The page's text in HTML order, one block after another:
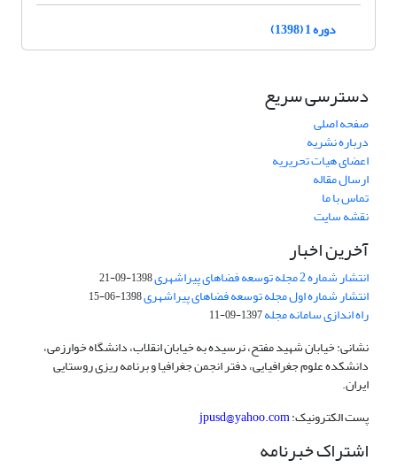
دوره 1 (1398)
دسترسی سریع
صفحه اصلی
درباره نشریه
اعضای هیات تحریریه
ارسال مقاله
تماس با ما
نقشه سایت
آخرین اخبار
انتشار شماره 2 مجله توسعه فضاهای پیراشهری 1398-09-21
انتشار شماره اول مجله توسعه فضاهای پیراشهری1398-06-15
راه اندازی سامانه مجله1397-09-11
نشانی: خیابان شهید مفتح، نرسیده به خیابان انقلاب، دانشگاه خوارزمی،
دانشکده علوم جغرافیایی، دفتر انجمن جغرافیا و برنامه ریزی روستایی
ایران.
پست الکترونیک:jpusd@yahoo.com
اشتراک خبرنامه